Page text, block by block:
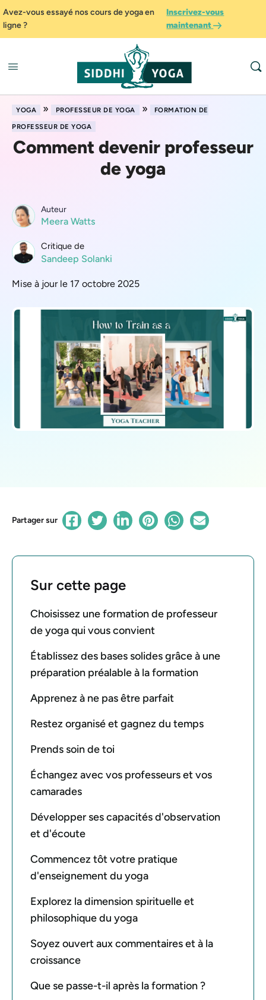
Avez-vous essayé nos cours de yoga en
ligne ?
Inscrivez-vous
maintenant
YOGA » PROFESSEUR DE YOGA »
FORMATION DE
PROFESSEUR DE YOGA
Comment devenir professeur
de yoga
Auteur
Meera Watts
Critique de
Sandeep Solanki
Mise à jour le 17 octobre 2025
Partager sur
Sur cette page
Choisissez une formation de professeur
de yoga qui vous convient
Établissez des bases solides grâce à une
préparation préalable à la formation
Apprenez à ne pas être parfait
Restez organisé et gagnez du temps
Prends soin de toi
Échangez avec vos professeurs et vos
camarades
Développer ses capacités d'observation
et d'écoute
Commencez tôt votre pratique
d'enseignement du yoga
Explorez la dimension spirituelle et
philosophique du yoga
Soyez ouvert aux commentaires et à la
croissance
Que se passe-t-il après la formation ?